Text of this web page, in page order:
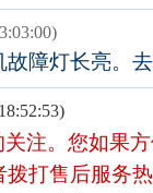
障灯长亮。
注。您如果
打售后服务